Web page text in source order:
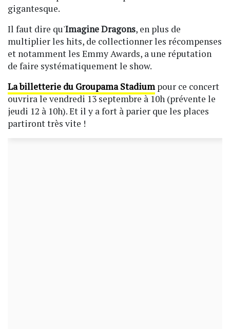
gigantesque.
Il faut dire qu'Imagine Dragons, en plus de
multiplier les hits, de collectionner les récompenses
et notamment les Emmy Awards, a une réputation
de faire systématiquement le show.
La billetterie du Groupama Stadiumpour ce concert
ouvrira le vendredi 13 septembre à 10h (prévente le
jeudi 12 à 10h). Et il y a fort à parier que les places
partiront très vite !